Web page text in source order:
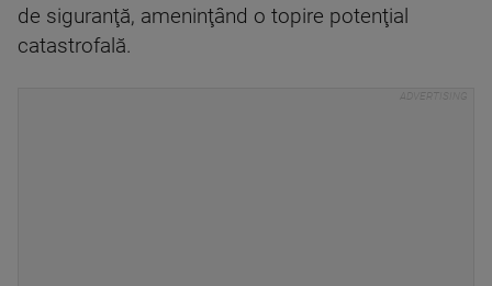
de siguranţă, ameninţând o topire potenţial
catastrofală.